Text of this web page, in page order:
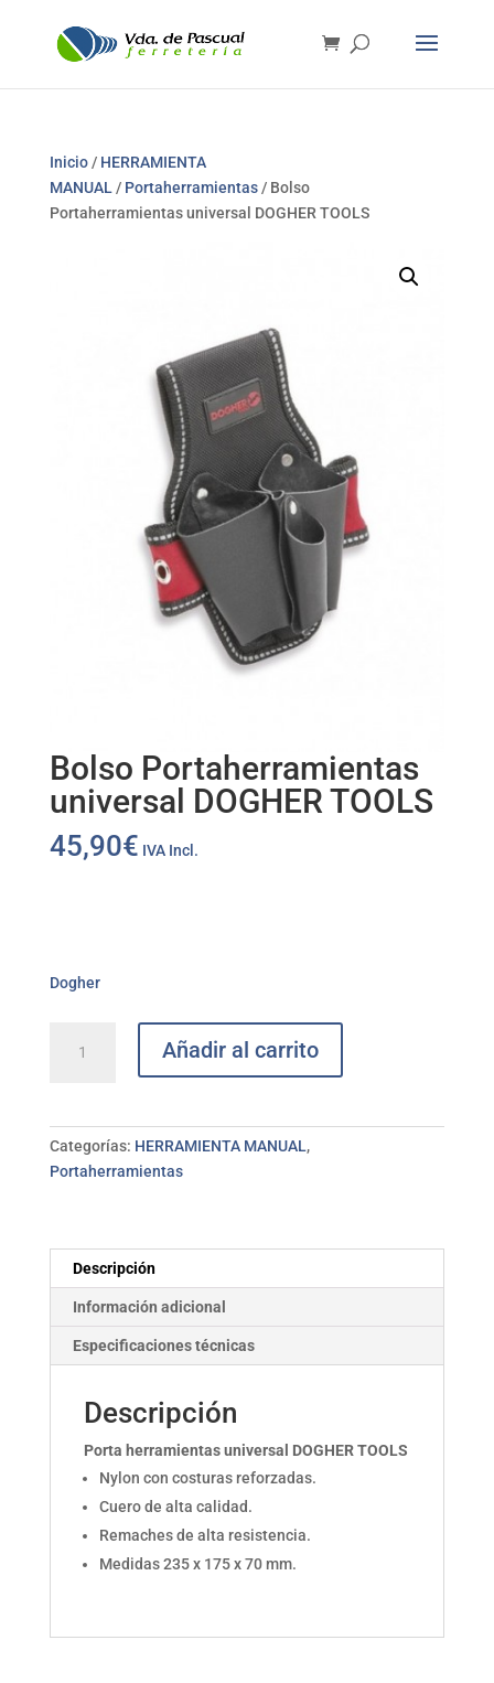
Inicio/ HERRAMIENTA
MANUAL / Portaherramientas/ Bolso
Portaherramientas universal DOGHER TOOLS
Bolso Portaherramientas
universal DOGHER TOOLS
45,90€ IVA Incl.
Dogher
Portaherramientas
cantidad
Añadir al carrito
Categorías: HERRAMIENTA MANUAL,
Portaherramientas
Descripción
Información adicional
Especificaciones técnicas
Descripción
Porta herramientas universal DOGHER TOOLS
Nylon con costuras reforzadas.
Cuero de alta calidad.
Remaches de alta resistencia.
Medidas 235 x 175 x 70 mm.